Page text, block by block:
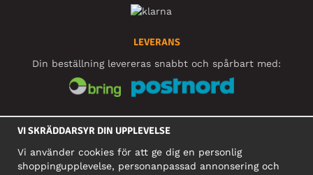
LEVERANS
Din beställning levereras snabbt och spårbart med:
SOCIALA MEDIER
VI SKRÄDDARSYR DIN UPPLEVELSE
Vi använder cookies för att ge dig en personlig
shoppingupplevelse, personanpassad annonsering och